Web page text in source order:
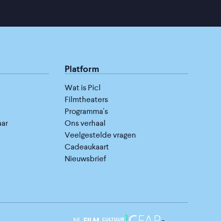
Platform
Wat is Picl
Filmtheaters
Programma's
Ons verhaal
Veelgestelde vragen
Cadeaukaart
Nieuwsbrief